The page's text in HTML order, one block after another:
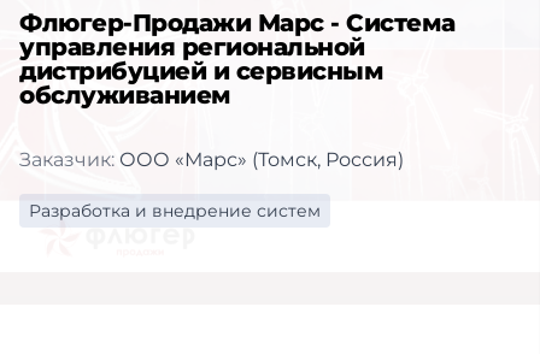
Флюгер-Продажи Марс - Система
управления региональной
дистрибуцией и сервисным
обслуживанием
Заказчик: ООО «Марс» (Томск, Россия)
Разработка и внедрение систем